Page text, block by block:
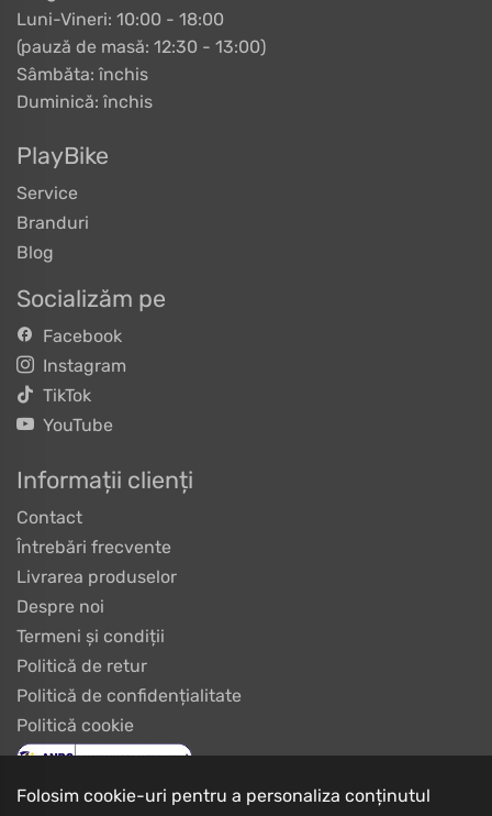
Luni-Vineri: 10:00 - 18:00
(pauză de masă: 12:30 - 13:00)
Sâmbăta: închis
Duminică: închis
PlayBike
Service
Branduri
Blog
Socializăm pe
Facebook
Instagram
TikTok
YouTube
Informații clienți
Contact
Întrebări frecvente
Livrarea produselor
Despre noi
Termeni și condiții
Politică de retur
Politică de confidențialitate
Politică cookie
Folosim cookie-uri pentru a personaliza conținutul